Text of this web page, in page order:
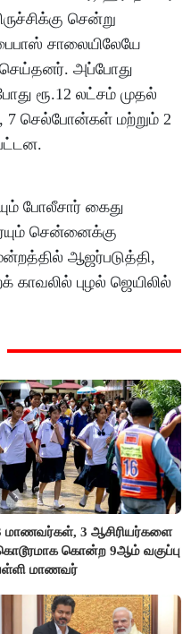
சென்று
சாலையிலேயே
அப்போது
ரூ.12 லட்சம் முதல்
7 செல்போன்கள் மற்றும் 2
போலீசார் கைது
சென்னைக்கு
ஆஜர்படுத்தி,
காவலில் புழல் ஜெயிலில்
மாணவர்கள், 3 ஆசிரியர்களை
கொன்ற 9ஆம் வகுப்பு
மாணவர்